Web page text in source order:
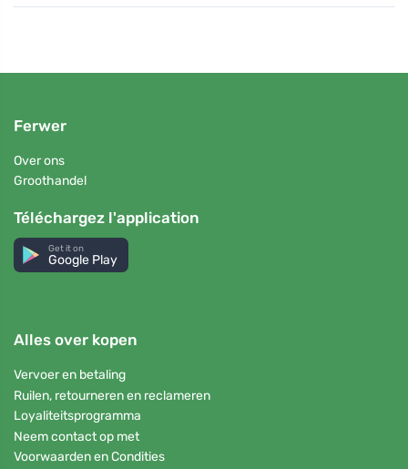
Ferwer
Over ons
Groothandel
Téléchargez l'application
Get it on
Google Play
Alles over kopen
Vervoer en betaling
Ruilen, retourneren en reclameren
Loyaliteitsprogramma
Neem contact op met
Voorwaarden en Condities